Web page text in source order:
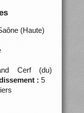
(Haute)
Cerf (du)
: 5